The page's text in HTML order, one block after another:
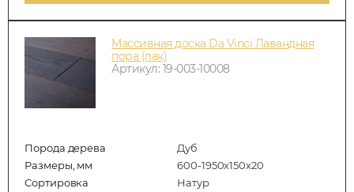
Массивная доска Da Vinci Лавандная
пора (лак)
Артикул: 19-003-10008
Порода дерева
Дуб
Размеры, мм
600-1950x150x20
Сортировка
Натур